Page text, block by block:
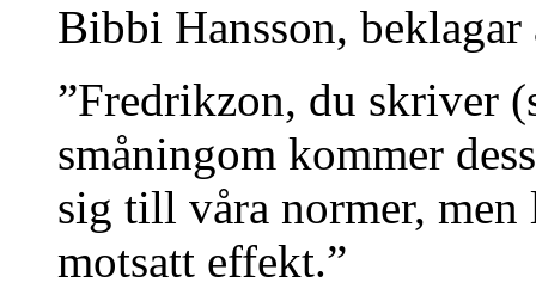
Bibbi Hansson,
”Fredrikzon, du skriver
småningom kommer
sig till våra normer,
motsatt effekt.”